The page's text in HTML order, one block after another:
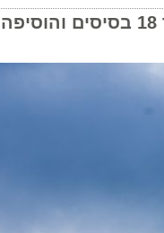
חברת הלאו קוסט עקפה את נפח פעילותה מלפני עידן הקורונה. מאז מרץ 2020 הקימה וויזאייר 18 בסיסים והוסיפה